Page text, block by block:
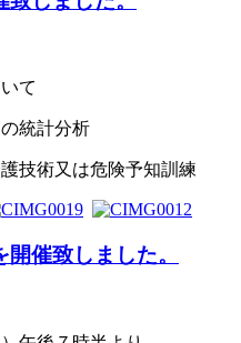
て
統計分析
技術又は危険予知訓練
催致しました。